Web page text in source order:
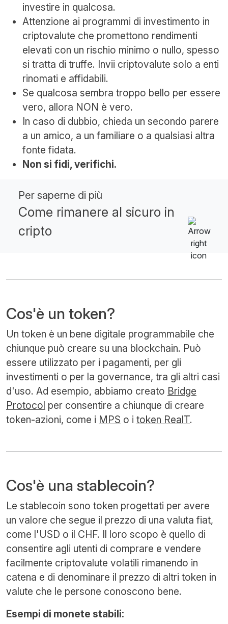
investire in qualcosa.
Attenzione ai programmi di investimento in
criptovalute che promettono rendimenti
elevati con un rischio minimo o nullo, spesso
si tratta di truffe. Invii criptovalute solo a enti
rinomati e affidabili.
Se qualcosa sembra troppo bello per essere
vero, allora NON è vero.
In caso di dubbio, chieda un secondo parere
a un amico, a un familiare o a qualsiasi altra
fonte fidata.
Non si fidi, verifichi.
Per saperne di più
Come rimanere al sicuro in
cripto
Cos'è un token?
Un token è un bene digitale programmabile che
chiunque può creare su una blockchain. Può
essere utilizzato per i pagamenti, per gli
investimenti o per la governance, tra gli altri casi
d'uso. Ad esempio, abbiamo creato Bridge
Protocol per consentire a chiunque di creare
token-azioni, come i MPS o i token RealT.
Cos'è una stablecoin?
Le stablecoin sono token progettati per avere
un valore che segue il prezzo di una valuta fiat,
come l'USD o il CHF. Il loro scopo è quello di
consentire agli utenti di comprare e vendere
facilmente criptovalute volatili rimanendo in
catena e di denominare il prezzo di altri token in
valute che le persone conoscono bene.
Esempi di monete stabili: